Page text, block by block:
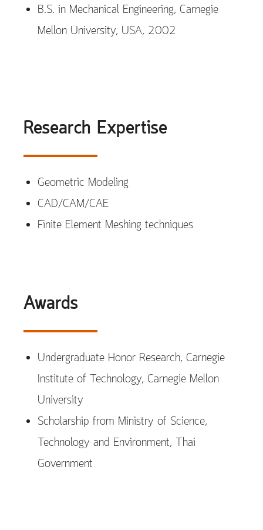
B.S. in Mechanical Engineering, Carnegie
Mellon University, USA, 2002
Research Expertise
Geometric Modeling
CAD/CAM/CAE
Finite Element Meshing techniques
Awards
Undergraduate Honor Research, Carnegie
Institute of Technology, Carnegie Mellon
University
Scholarship from Ministry of Science,
Technology and Environment, Thai
Government